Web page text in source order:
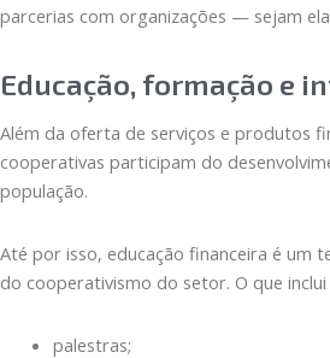
parcerias com organizações — sejam
Educação, formação e
Além da oferta de serviços e produtos
cooperativas participam do
população.
Até por isso, educação financeira é um
do cooperativismo do setor. O que inclui
palestras;